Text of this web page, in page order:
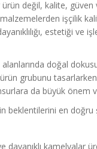
değil, kalite,
işçilik
estetiği ve
doğal
grubunu
da büyük önem
beklentilerini en
dayanıklı kamelyalar